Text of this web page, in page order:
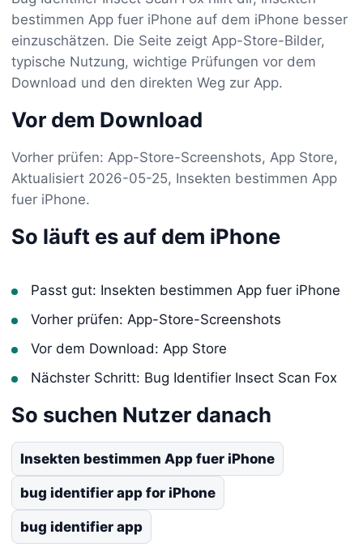
bestimmen App fuer iPhone auf dem iPhone besser
einzuschätzen. Die Seite zeigt App-Store-Bilder,
typische Nutzung, wichtige Prüfungen vor dem
Download und den direkten Weg zur App.
Vor dem Download
Vorher prüfen: App-Store-Screenshots, App Store,
Aktualisiert 2026-05-25, Insekten bestimmen App
fuer iPhone.
So läuft es auf dem iPhone
Passt gut: Insekten bestimmen App fuer iPhone
Vorher prüfen: App-Store-Screenshots
Vor dem Download: App Store
Nächster Schritt: Bug Identifier Insect Scan Fox
So suchen Nutzer danach
Insekten bestimmen App fuer iPhone
bug identifier app for iPhone
bug identifier app